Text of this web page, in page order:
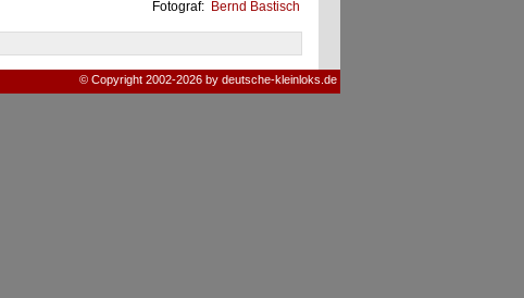
Fotograf: Bernd Bastisch
© Copyright 2002-2026 by deutsche-kleinloks.de